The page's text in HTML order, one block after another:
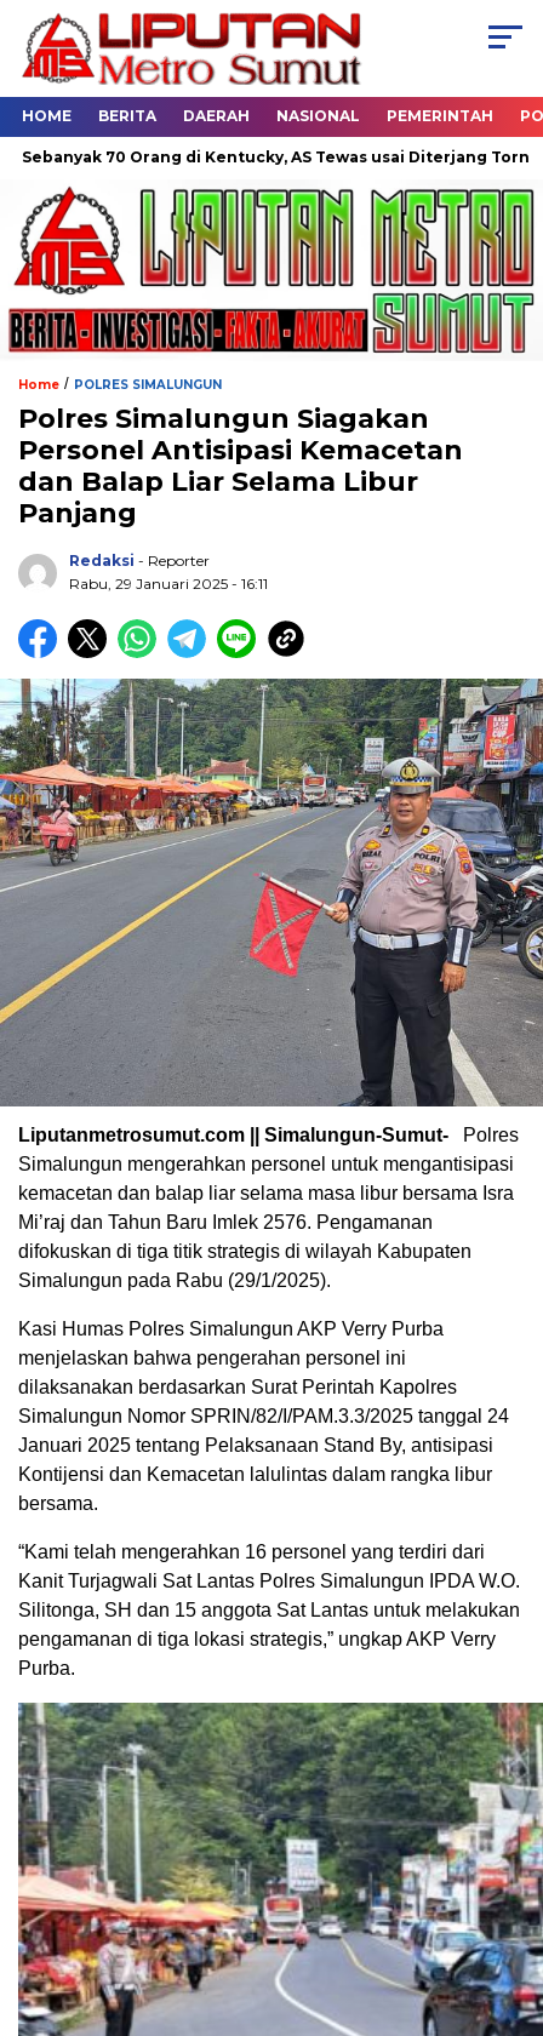
HOME BERITA DAERAH NASIONAL PEMERINTAH
70 Orang di Kentucky, AS Tewas usai Diterjang Tornado Dahsyat
Home / POLRES SIMALUNGUN
Polres Simalungun Siagakan
Personel Antisipasi Kemacetan
dan Balap Liar Selama Libur
Panjang
Redaksi - Reporter
Rabu, 29 Januari 2025 - 16:11
Liputanmetrosumut.com || Simalungun-Sumut-
Polres
Simalungun mengerahkan personel untuk mengantisipasi
kemacetan dan balap liar selama masa libur bersama Isra
Mi’raj dan Tahun Baru Imlek 2576. Pengamanan
difokuskan di tiga titik strategis di wilayah Kabupaten
Simalungun pada Rabu (29/1/2025).
Kasi Humas Polres Simalungun AKP Verry Purba
menjelaskan bahwa pengerahan personel ini
dilaksanakan berdasarkan Surat Perintah Kapolres
Simalungun Nomor SPRIN/82/I/PAM.3.3/2025 tanggal 24
Januari 2025 tentang Pelaksanaan Stand By, antisipasi
Kontijensi dan Kemacetan lalulintas dalam rangka libur
bersama.
“Kami telah mengerahkan 16 personel yang terdiri dari
Kanit Turjagwali Sat Lantas Polres Simalungun IPDA W.O.
Silitonga, SH dan 15 anggota Sat Lantas untuk melakukan
pengamanan di tiga lokasi strategis,” ungkap AKP Verry
Purba.